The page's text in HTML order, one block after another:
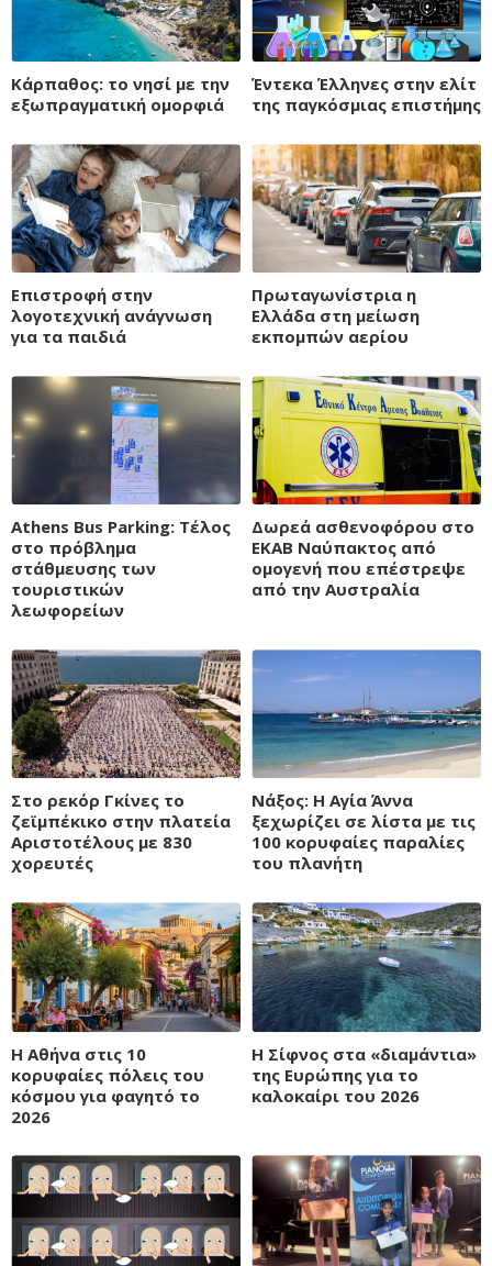
Κάρπαθος: το νησί με την
εξωπραγματική ομορφιά
Έντεκα Έλληνες στην ελίτ
της παγκόσμιας επιστήμης
Eπιστροφή στην
λογοτεχνική ανάγνωση
για τα παιδιά
Πρωταγωνίστρια η
Ελλάδα στη μείωση
εκπομπών αερίου
Athens Bus Parking: Tέλος
στο πρόβλημα
στάθμευσης των
τουριστικών
λεωφορείων
Δωρεά ασθενοφόρου στο
ΕΚΑΒ Ναύπακτος από
ομογενή που επέστρεψε
από την Αυστραλία
Στο ρεκόρ Γκίνες το
ζεϊμπέκικο στην πλατεία
Αριστοτέλους με 830
χορευτές
Νάξος: Η Αγία Άννα
ξεχωρίζει σε λίστα με τις
100 κορυφαίες παραλίες
του πλανήτη
​​​​​​​Η Αθήνα στις 10
κορυφαίες πόλεις του
κόσμου για φαγητό το
2026
Η Σίφνος στα «διαμάντια»
της Ευρώπης για το
καλοκαίρι του 2026